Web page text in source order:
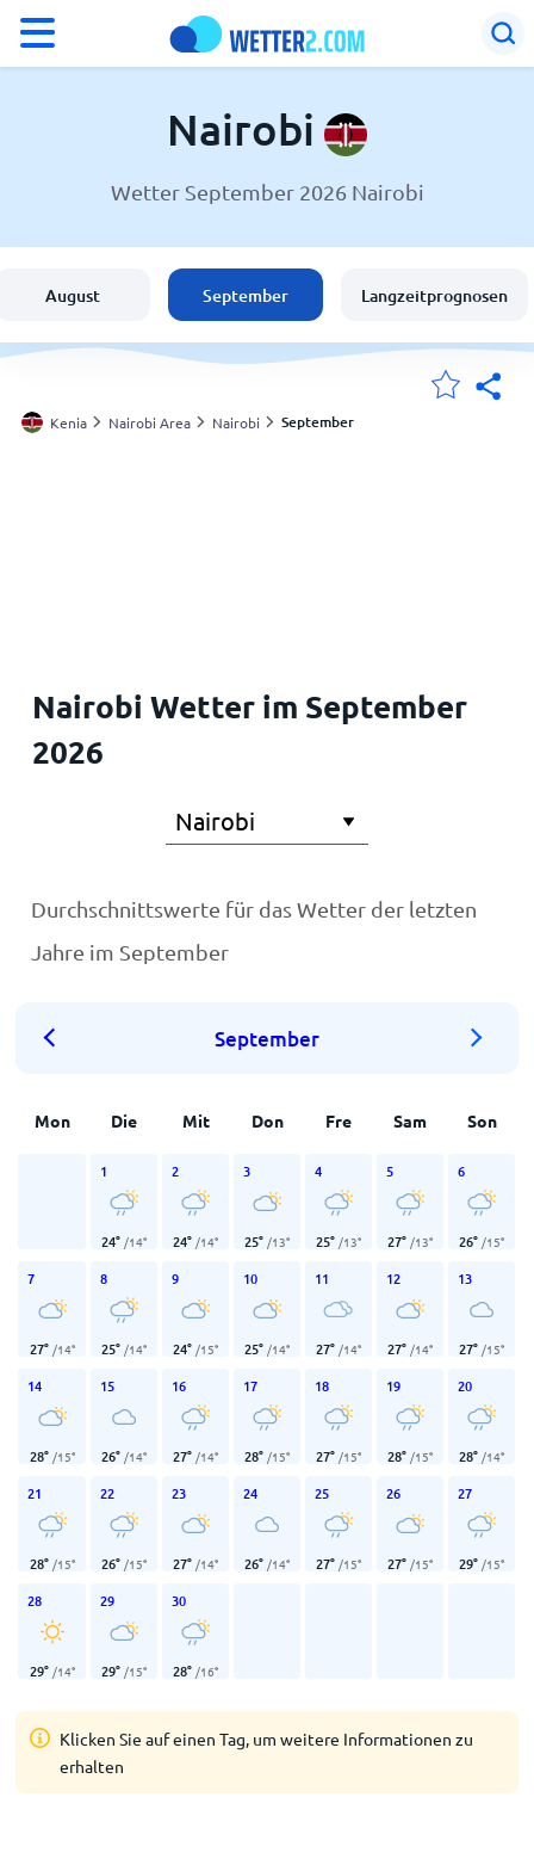
Wetter in Nairobi
Schweiz
Deutschland
Nairobi
Wetter September 2026 Nairobi
August September Langzeitprognosen
Kenia Nairobi Area Nairobi September
Nairobi Wetter im September
2026
Durchschnittswerte für das Wetter der letzten
Jahre im September
September
Mon Die Mit Don Fre Sam Son
1
24° /14°
2
24° /14°
3
25° /13°
4
25° /13°
5
27° /13°
6
26° /15°
7
27° /14°
8
25° /14°
9
24° /15°
10
25° /14°
11
27° /14°
12
27° /14°
13
27° /15°
14
28° /15°
15
26° /14°
16
27° /14°
17
28° /15°
18
27° /15°
19
28° /15°
20
28° /14°
21
28° /15°
22
26° /15°
23
27° /14°
24
26° /14°
25
27° /15°
26
27° /15°
27
29° /15°
28
29° /14°
29
29° /15°
30
28° /16°
Klicken Sie auf einen Tag, um weitere Informationen zu
erhalten